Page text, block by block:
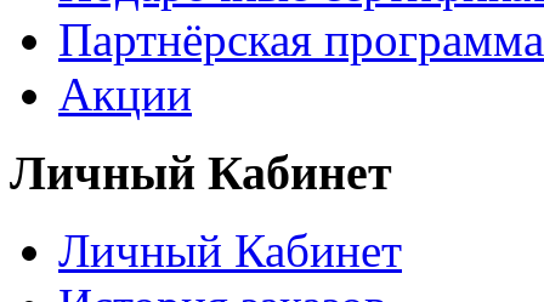
Партнёрская программа
Акции
Личный Кабинет
Личный Кабинет